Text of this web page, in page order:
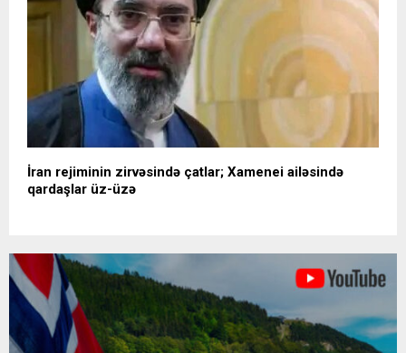
İran rejiminin zirvəsində çatlar; Xamenei ailəsində
qardaşlar üz-üzə